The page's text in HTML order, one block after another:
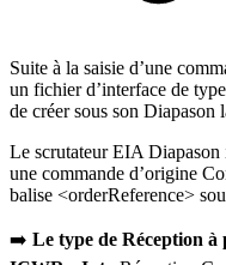
Suite à la saisie d’une
un fichier d’interface de
de créer sous son Diapason
Le scrutateur EIA
une commande d’origine
balise <orderReference>
➡️ Le type de Réception